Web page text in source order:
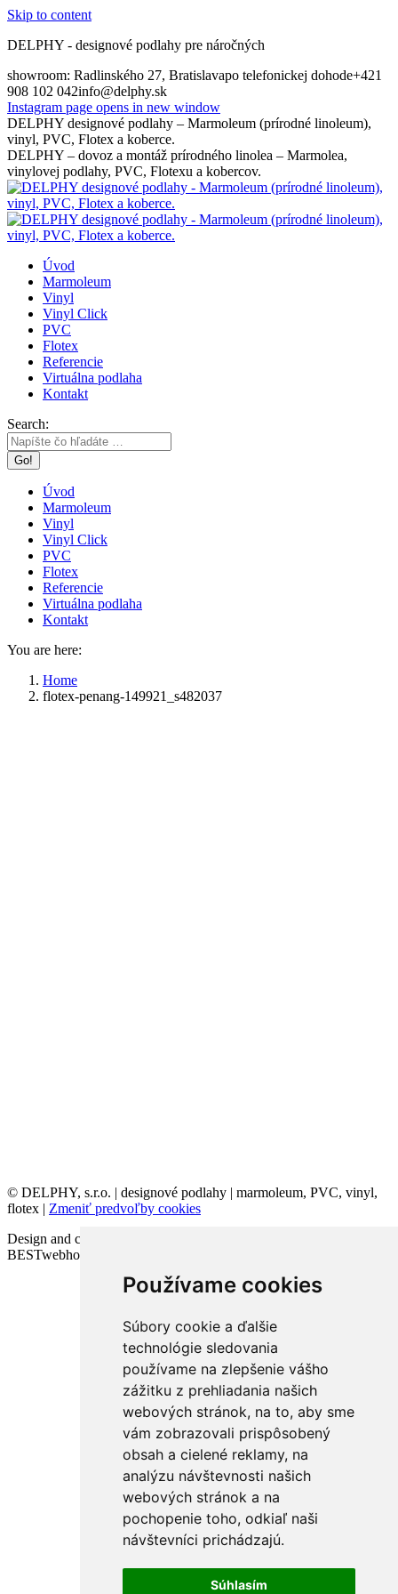
Používame cookies
Súbory cookie a ďalšie
technológie sledovania
používame na zlepšenie vášho
zážitku z prehliadania našich
webových stránok, na to, aby sme
vám zobrazovali prispôsobený
obsah a cielené reklamy, na
analýzu návštevnosti našich
webových stránok a na
pochopenie toho, odkiaľ naši
návštevníci prichádzajú.
Súhlasím
Skip to content
DELPHY - designové podlahy pre náročných
showroom: Radlinského 27, Bratislavapo telefonickej dohode+421
908 102 042info@delphy.sk
Instagram page opens in new window
DELPHY designové podlahy – Marmoleum (prírodné linoleum),
vinyl, PVC, Flotex a koberce.
DELPHY – dovoz a montáž prírodného linolea – Marmolea,
vinylovej podlahy, PVC, Flotexu a kobercov.
Úvod
Marmoleum
Vinyl
Vinyl Click
PVC
Flotex
Referencie
Virtuálna podlaha
Kontakt
Search:
Úvod
Marmoleum
Vinyl
Vinyl Click
PVC
Flotex
Referencie
Virtuálna podlaha
Kontakt
You are here:
Home
flotex-penang-149921_s482037
© DELPHY, s.r.o. | designové podlahy | marmoleum, PVC, vinyl,
flotex | Zmeniť predvoľby cookies
Design and code VICTORY-media.sk | Webhosting
BESTwebhosting.sk | 12.11.2025